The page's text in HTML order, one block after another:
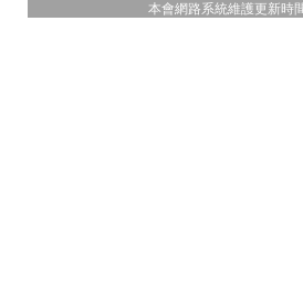
本會網路系統維護更新時